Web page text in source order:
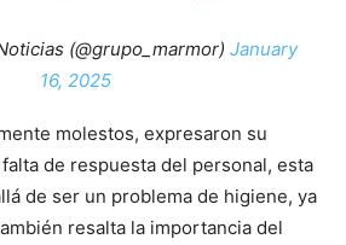
(@grupo_marmor) January
16, 2025
molestos, expresaron su
de respuesta del personal, esta
de ser un problema de higiene, ya
resalta la importancia del